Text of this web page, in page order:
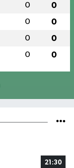
0 0
0 0
0 0
0 0
21:30